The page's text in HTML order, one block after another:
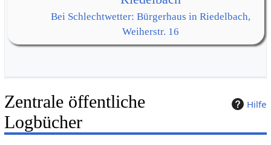
Bei Schlechtwetter: Bürgerhaus in Riedelbach,
Weiherstr. 16
Hilfe
Zentrale öffentliche
Logbücher